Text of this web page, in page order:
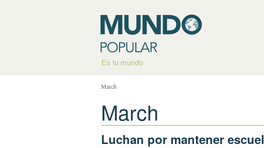
Es tu mundo
March
March
Luchan por mantener